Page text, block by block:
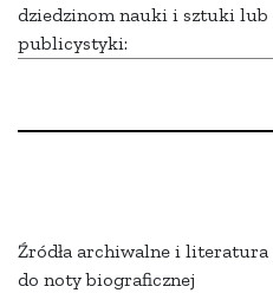
dziedzinom nauki i sztuki lub
publicystyki:
Źródła archiwalne i literatura
do noty biograficznej